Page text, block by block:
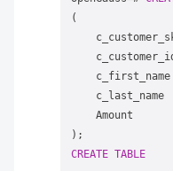
(
CREATE TABLE